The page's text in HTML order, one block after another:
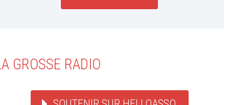
GROSSE RADIO